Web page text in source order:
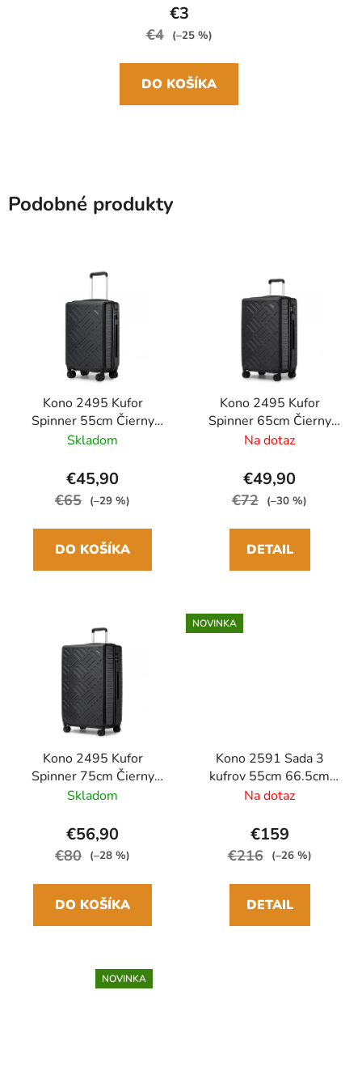
€3
€4 (–25 %)
DO KOŠÍKA
Podobné produkty
Kono 2495 Kufor
Spinner 55cm Čierny
ABS/Polykarbonát
Skladom
€45,90
€65 (–29 %)
DO KOŠÍKA
Kono 2495 Kufor
Spinner 65cm Čierny
ABS/Polykarbonát
Na dotaz
€49,90
€72 (–30 %)
DETAIL
Kono 2495 Kufor
Spinner 75cm Čierny
ABS/Polykarbonát
Skladom
€56,90
€80 (–28 %)
DO KOŠÍKA
NOVINKA
Kono 2591 Sada 3
kufrov 55cm 66.5cm
75.5cm spinner Čierna
Na dotaz
€159
€216 (–26 %)
DETAIL
NOVINKA